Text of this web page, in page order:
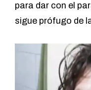
para dar con el
sigue prófugo de